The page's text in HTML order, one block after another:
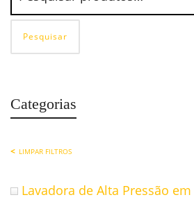
Pesquisar
Categorias
LIMPAR FILTROS
Lavadora de Alta Pressão